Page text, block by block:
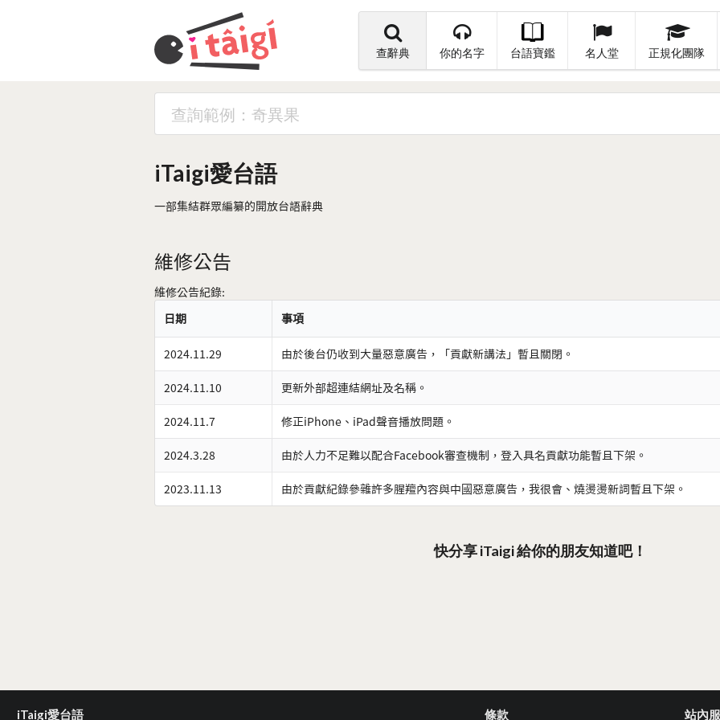
查辭典 你的名字 台語寶鑑 名人堂 正規化團隊
iTaigi愛台語
一部集結群眾編纂的開放台語辭典
維修公告
維修公告紀錄:
日期
事項
2024.11.29 由於後台仍收到大量惡意廣告，「貢獻新講法」暫且關閉。
2024.11.10 更新外部超連結網址及名稱。
2024.11.7 修正iPhone、iPad聲音播放問題。
2024.3.28 由於人力不足難以配合Facebook審查機制，登入具名貢獻功能暫且下架。
2023.11.13 由於貢獻紀錄參雜許多腥羶內容與中國惡意廣告，我很會、燒燙燙新詞暫且下架。
快分享 iTaigi 給你的朋友知道吧！
iTaigi愛台語 條款 站內